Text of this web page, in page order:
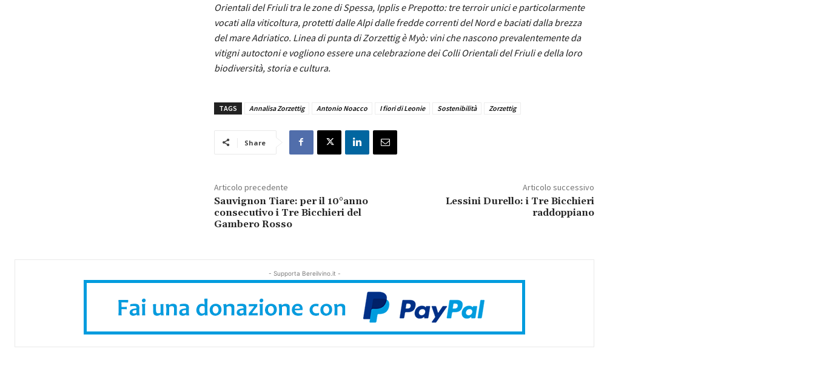
Orientali del Friuli tra le zone di Spessa, Ipplis e Prepotto: tre terroir unici e particolarmente
vocati alla viticoltura, protetti dalle Alpi dalle fredde correnti del Nord e baciati dalla brezza
del mare Adriatico. Linea di punta di Zorzettig è Myò: vini che nascono prevalentemente da
vitigni autoctoni e vogliono essere una celebrazione dei Colli Orientali del Friuli e della loro
biodiversità, storia e cultura.
TAGS Annalisa Zorzettig Antonio Noacco I fiori di Leonie Sostenibilità Zorzettig
Share
Articolo precedente
Sauvignon Tiare: per il 10°anno
consecutivo i Tre Bicchieri del
Gambero Rosso
Articolo successivo
Lessini Durello: i Tre Bicchieri
raddoppiano
- Supporta Bereilvino.it -